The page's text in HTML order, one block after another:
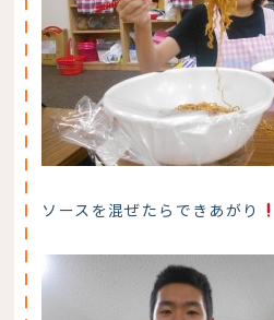
ソースを混ぜたらできあがり